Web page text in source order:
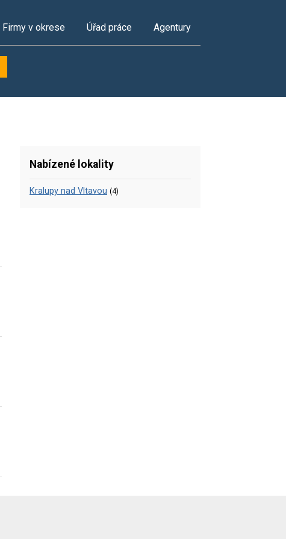
Firmy v okrese Úřad práce Agentury
Nabízené lokality
Kralupy nad Vltavou (4)